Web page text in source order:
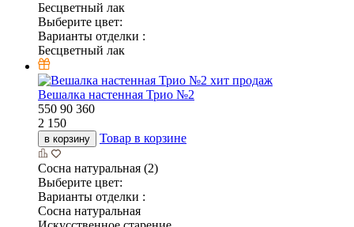
Бесцветный лак
Выберите цвет:
Варианты отделки :
Бесцветный лак
хит продаж
Вешалка настенная Трио №2
550 90 360
2 150
в корзину Товар в корзине
Сосна натуральная (2)
Выберите цвет:
Варианты отделки :
Сосна натуральная